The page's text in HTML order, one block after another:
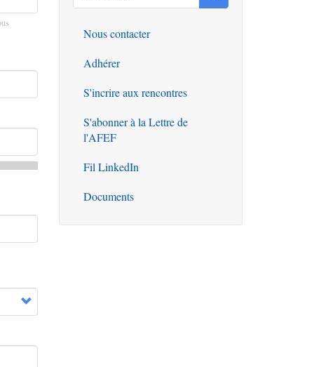
Rechercher
Outils
Nous contacter
Adhérer
S'incrire aux rencontres
S'abonner à la Lettre de
l'AFEF
Fil LinkedIn
Documents